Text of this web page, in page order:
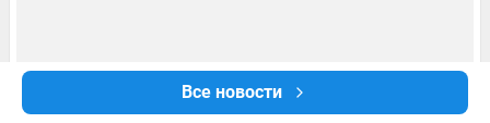
Все новости